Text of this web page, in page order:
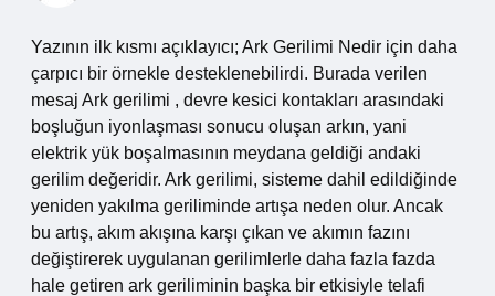
Yazının ilk kısmı açıklayıcı; Ark Gerilimi Nedir için daha
çarpıcı bir örnekle desteklenebilirdi. Burada verilen
mesaj Ark gerilimi , devre kesici kontakları arasındaki
boşluğun iyonlaşması sonucu oluşan arkın, yani
elektrik yük boşalmasının meydana geldiği andaki
gerilim değeridir. Ark gerilimi, sisteme dahil edildiğinde
yeniden yakılma geriliminde artışa neden olur. Ancak
bu artış, akım akışına karşı çıkan ve akımın fazını
değiştirerek uygulanan gerilimlerle daha fazla fazda
hale getiren ark geriliminin başka bir etkisiyle telafi